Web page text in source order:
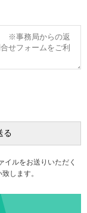
ルをお送りいただく
します。